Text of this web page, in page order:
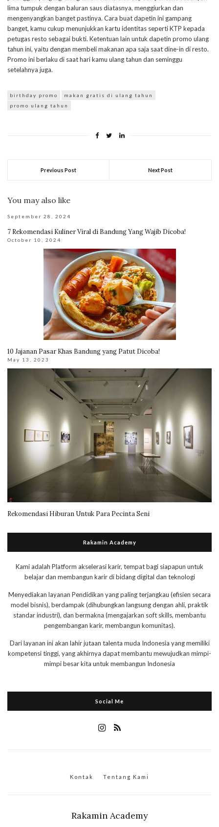
lima tumpuk dengan baluran saus diatasnya, menggiurkan dan
mengenyangkan banget pastinya. Cara buat dapetin ini gampang
banget, kamu cukup menunjukkan kartu identitas seperti KTP kepada
petugas resto sebagai bukti. Ketentuan lain untuk dapetin promo ulang
tahun ini, yaitu dengan membeli makanan apa saja saat dine-in di resto.
Promo ini berlaku di saat hari kamu ulang tahun dan seminggu
setelahnya juga.
birthday promo
makan gratis di ulang tahun
promo ulang tahun
Previous Post Next Post
You may also like
September 28, 2024
7 Rekomendasi Kuliner Viral di Bandung Yang Wajib Dicoba!
October 10, 2024
10 Jajanan Pasar Khas Bandung yang Patut Dicoba!
May 13, 2023
Rekomendasi Hiburan Untuk Para Pecinta Seni
Rakamin Academy
Kami adalah Platform akselerasi karir, tempat bagi siapapun untuk
belajar dan membangun karir di bidang digital dan teknologi
Menyediakan layanan Pendidikan yang paling terjangkau (efisien secara
model bisnis), berdampak (dihubungkan langsung dengan ahli, praktik
standar industri), dan bermakna (mengajarkan soft skills, membantu
pengembangan karir, membangun komunitas).
Dari layanan ini akan lahir jutaan talenta muda Indonesia yang memiliki
kompetensi tinggi, yang akhirnya dapat membantu mewujudkan mimpi-
mimpi besar kita untuk membangun Indonesia
Social Me
Kontak Tentang Kami
Rakamin Academy